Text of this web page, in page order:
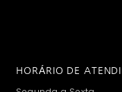
HORÁRIO DE